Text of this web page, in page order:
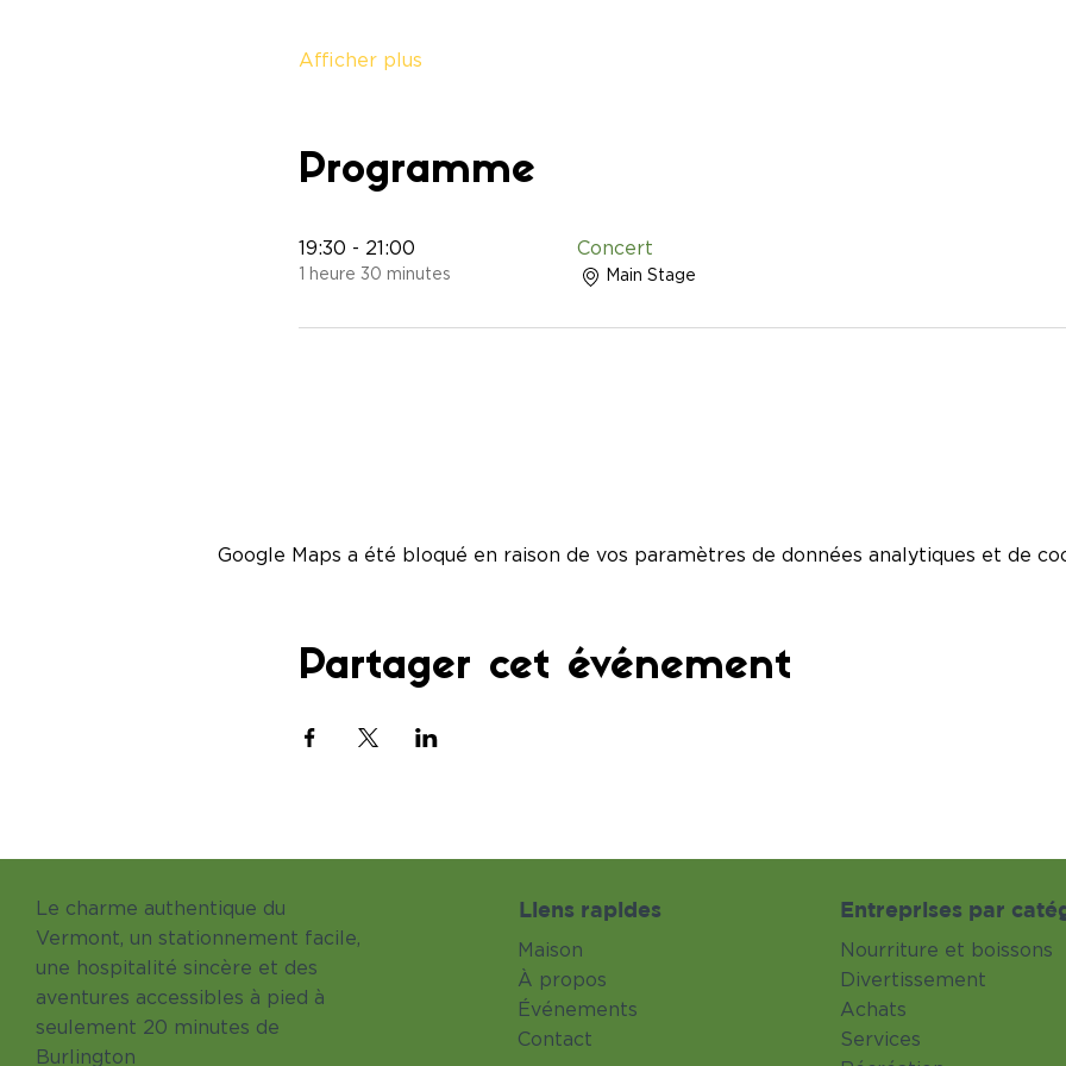
Afficher plus
Programme
19:30 - 21:00
1 heure 30 minutes
Concert
Main Stage
Google Maps a été bloqué en raison de vos paramètres de données analytiques et de
Partager cet événement
Liens rapides
Maison
À propos
Événements
Contact
Entreprises par
Nourriture et boissons
Divertissement
Achats
Services
Le charme authentique du
Vermont, un stationnement facile,
une hospitalité sincère et des
aventures accessibles à pied à
seulement 20 minutes de
Burlington